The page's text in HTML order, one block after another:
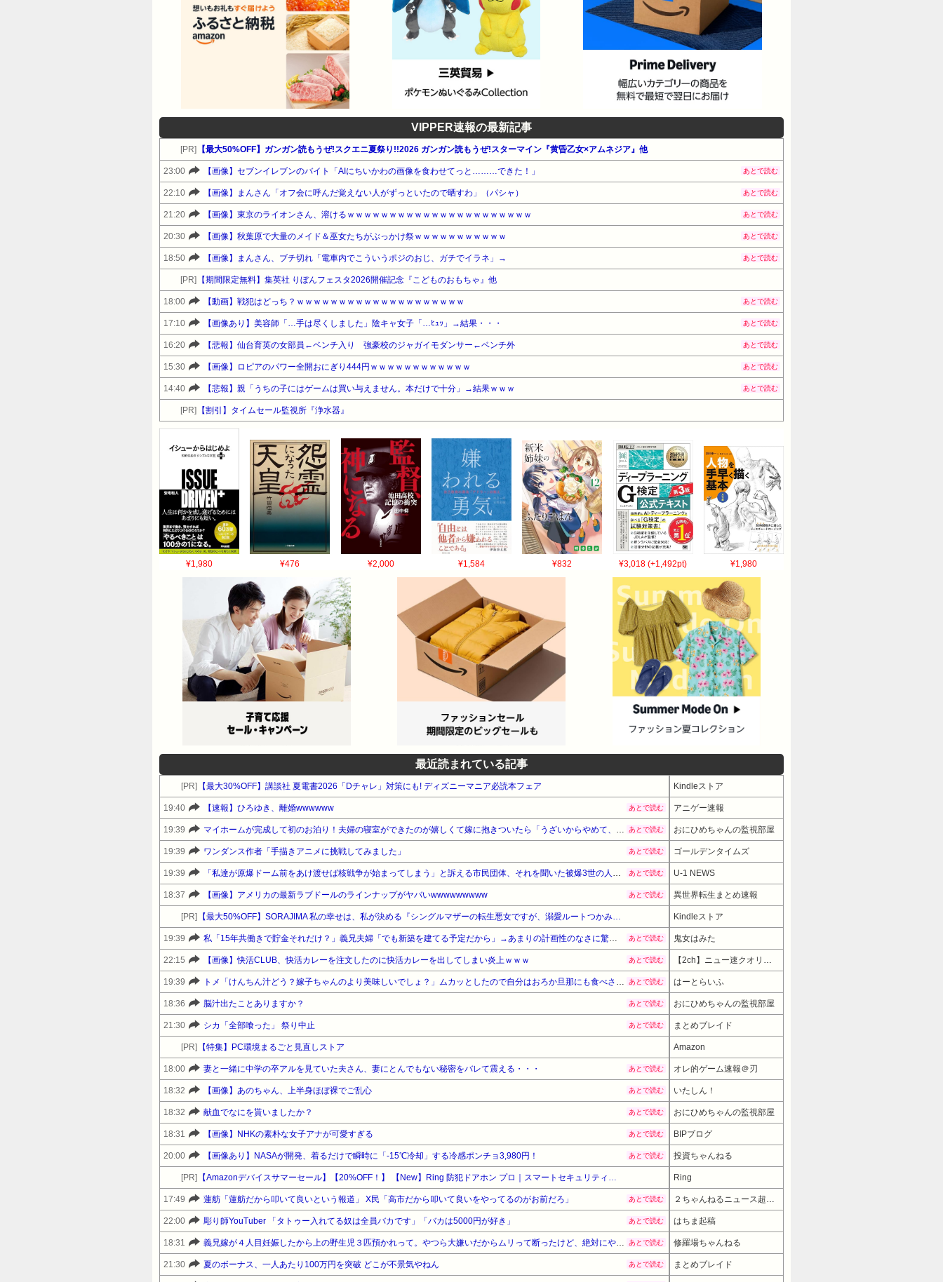
VIPPER速報の最新記事
[PR] 【最大50%OFF】ガンガン読もうぜ!スクエニ夏祭り!!2026 ガンガン読もうぜ!スターマイン『黄昏乙女×アムネジア』他
23:00 【画像】セブンイレブンのバイト「AIにちいかわの画像を食わせてっと………できた！」 あとで読む
22:10 【画像】まんさん「オフ会に呼んだ覚えない人がずっといたので晒すわ」（パシャ） あとで読む
21:20 【画像】東京のライオンさん、溶けるｗｗｗｗｗｗｗｗｗｗｗｗｗｗｗｗｗｗｗｗｗｗ あとで読む
20:30 【画像】秋葉原で大量のメイド＆巫女たちがぶっかけ祭ｗｗｗｗｗｗｗｗｗｗｗ あとで読む
18:50 【画像】まんさん、ブチ切れ「電車内でこういうポジのおじ、ガチでイラネ」→ あとで読む
[PR] 【期間限定無料】集英社 りぼんフェスタ2026開催記念『こどものおもちゃ』他
18:00 【動画】戦犯はどっち？ｗｗｗｗｗｗｗｗｗｗｗｗｗｗｗｗｗｗｗｗ あとで読む
17:10 【画像あり】美容師「…手は尽くしました」陰キャ女子「…ﾋｭｯ」→結果・・・ あとで読む
16:20 【悲報】仙台育英の女部員←ベンチ入り 強豪校のジャガイモダンサー←ベンチ外 あとで読む
15:30 【画像】ロピアのパワー全開おにぎり444円ｗｗｗｗｗｗｗｗｗｗｗｗ あとで読む
14:40 【悲報】親「うちの子にはゲームは買い与えません。本だけで十分」→結果ｗｗｗ あとで読む
[PR] 【割引】タイムセール監視所『浄水器』
¥1,980 ¥476 ¥2,000 ¥1,584 ¥832 ¥3,018 (+1,492pt) ¥1,980
最近読まれている記事
[PR] 【最大30%OFF】講談社 夏電書2026「Dチャレ」対策にも! ディズニーマニア必読本フェア Kindleストア
19:40 【速報】ひろゆき、離婚wwwwww あとで読む アニゲー速報
19:39 あとで読む おにひめちゃんの監視部屋
19:39 ワンダンス作者「手描きアニメに挑戦してみました」 あとで読む ゴールデンタイムズ
19:39 あとで読む U-1 NEWS
18:37 【画像】アメリカの最新ラブドールのラインナップがヤバいwwwwwwwww あとで読む 異世界転生まとめ速報
[PR] Kindleストア
19:39 あとで読む 鬼女はみた
22:15 【画像】快活CLUB、快活カレーを注文したのに快活カレーを出してしまい炎上ｗｗｗ あとで読む
19:39 あとで読む はーとらいふ
18:36 脳汁出たことありますか？ あとで読む おにひめちゃんの監視部屋
21:30 シカ「全部喰った」 祭り中止 あとで読む まとめブレイド
[PR] 【特集】PC環境まるごと見直しストア Amazon
18:00 妻と一緒に中学の卒アルを見ていた夫さん、妻にとんでもない秘密をバレて震える・・・ あとで読む オレ的ゲーム速報＠刃
18:32 【画像】あのちゃん、上半身ほぼ裸でご乱心 あとで読む いたしん！
18:32 献血でなにを貰いましたか？ あとで読む おにひめちゃんの監視部屋
18:31 【画像】NHKの素朴な女子アナが可愛すぎる あとで読む BIPブログ
20:00 【画像あり】NASAが開発、着るだけで瞬時に「-15℃冷却」する冷感ポンチョ3,980円！ あとで読む 投資ちゃんねる
[PR] Ring
17:49 蓮舫「蓮舫だから叩いて良いという報道」 X民「高市だから叩いて良いをやってるのがお前だろ」 あとで読む
22:00 彫り師YouTuber 「タトゥー入れてる奴は全員バカです」「バカは5000円が好き」 あとで読む はちま起稿
18:31 あとで読む 修羅場ちゃんねる
21:30 夏のボーナス、一人あたり100万円を突破 どこが不景気やねん あとで読む まとめブレイド